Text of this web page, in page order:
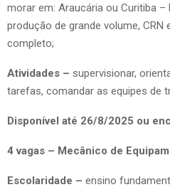
morar em: Araucária ou Curitiba –
produção de grande volume,
completo;
Atividades – supervisionar,
tarefas, comandar as equipes de
Disponível até 26/8/2025 ou
4 vagas – Mecânico de
Escolaridade – ensino